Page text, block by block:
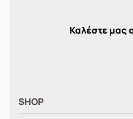
Καλέστε μας
SHOP